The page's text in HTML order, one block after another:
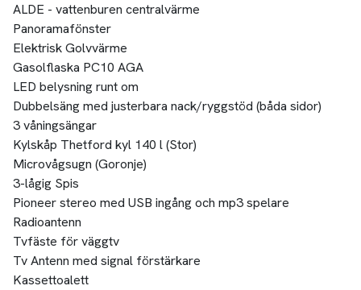
ALDE - vattenburen centralvärme
Panoramafönster
Elektrisk Golvvärme
Gasolflaska PC10 AGA
LED belysning runt om
Dubbelsäng med justerbara nack/ryggstöd (båda sidor)
3 våningsängar
Kylskåp Thetford kyl 140 l (Stor)
Microvågsugn (Goronje)
3-lågig Spis
Pioneer stereo med USB ingång och mp3 spelare
Radioantenn
Tvfäste för väggtv
Tv Antenn med signal förstärkare
Kassettoalett